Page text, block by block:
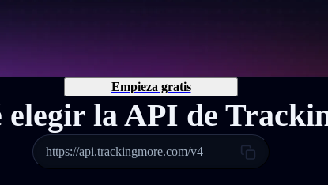
Empieza gratis
elegir la API de
https://api.trackingmore.com/v4